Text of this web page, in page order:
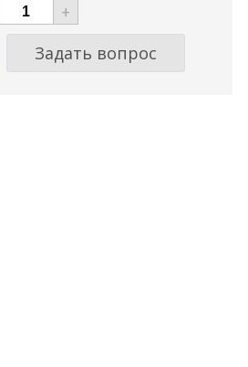
+
Задать вопрос